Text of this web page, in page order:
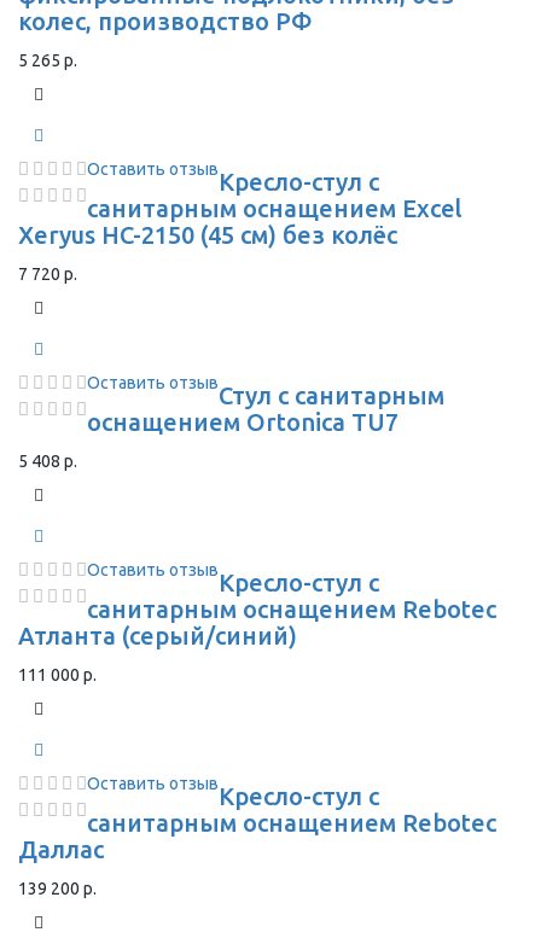
колес, производство РФ
5 265 р.
Оставить отзывКресло-стул с
санитарным оснащением Excel
Xeryus HC-2150 (45 см) без колёс
7 720 р.
Оставить отзывСтул с санитарным
оснащением Ortonica TU7
5 408 р.
Оставить отзывКресло-стул с
санитарным оснащением Rebotec
Атланта (серый/синий)
111 000 р.
Оставить отзывКресло-стул с
санитарным оснащением Rebotec
Даллас
139 200 р.